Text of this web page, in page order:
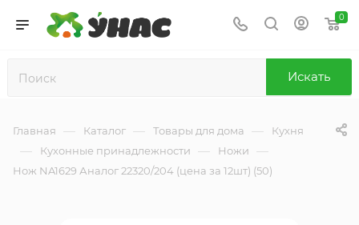
0
Искать
Главная — Каталог — Товары для дома — Кухня
— Кухонные принадлежности — Ножи —
Нож NA1629 Аналог 22320/204 (цена за 12шт) (50)